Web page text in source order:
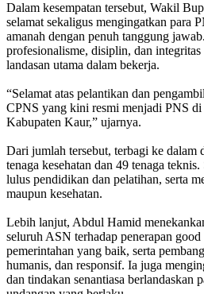
Dalam kesempatan tersebut, Wakil
selamat sekaligus mengingatkan para
amanah dengan penuh tanggung
profesionalisme, disiplin, dan
landasan utama dalam bekerja.
“Selamat atas pelantikan dan
CPNS yang kini resmi menjadi PNS
Kabupaten Kaur,” ujarnya.
Dari jumlah tersebut, terbagi ke dalam
tenaga kesehatan dan 49 tenaga
lulus pendidikan dan pelatihan, serta
maupun kesehatan.
Lebih lanjut, Abdul Hamid
seluruh ASN terhadap penerapan
pemerintahan yang baik, serta
humanis, dan responsif. Ia juga
dan tindakan senantiasa berlandaskan